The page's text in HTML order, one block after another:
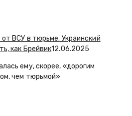
ВСУ в тюрьме. Украинский
как Брейвик12.06.2025
ему, скорее, «дорогим
чем тюрьмой»